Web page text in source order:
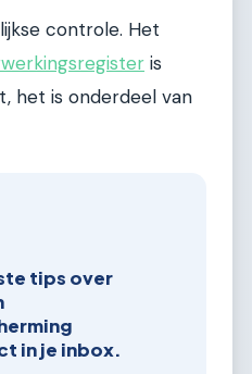
controle. Het
is
het is onderdeel van
tips over
in je inbox.